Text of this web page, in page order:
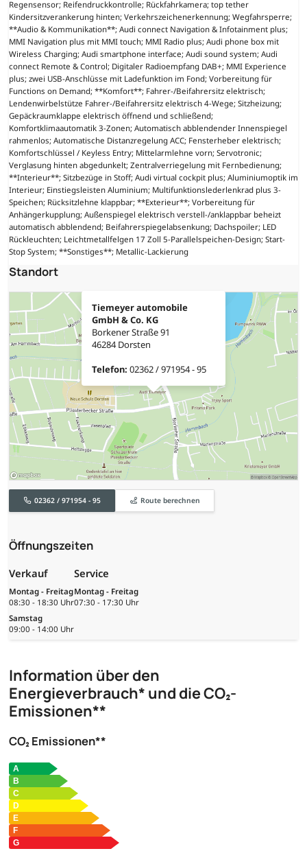
Regensensor; Reifendruckkontrolle; Rückfahrkamera; top tether
Kindersitzverankerung hinten; Verkehrszeichenerkennung; Wegfahrsperre;
**Audio & Kommunikation**; Audi connect Navigation & Infotainment plus;
MMI Navigation plus mit MMI touch; MMI Radio plus; Audi phone box mit
Wireless Charging; Audi smartphone interface; Audi sound system; Audi
connect Remote & Control; Digitaler Radioempfang DAB+; MMI Experience
plus; zwei USB-Anschlüsse mit Ladefunktion im Fond; Vorbereitung für
Functions on Demand; **Komfort**; Fahrer-/Beifahrersitz elektrisch;
Lendenwirbelstütze Fahrer-/Beifahrersitz elektrisch 4-Wege; Sitzheizung;
Gepäckraumklappe elektrisch öffnend und schließend;
Komfortklimaautomatik 3-Zonen; Automatisch abblendender Innenspiegel
rahmenlos; Automatische Distanzregelung ACC; Fensterheber elektrisch;
Komfortschlüssel / Keyless Entry; Mittelarmlehne vorn; Servotronic;
Verglasung hinten abgedunkelt; Zentralverriegelung mit Fernbedienung;
**Interieur**; Sitzbezüge in Stoff; Audi virtual cockpit plus; Aluminiumoptik im
Interieur; Einstiegsleisten Aluminium; Multifunktionslederlenkrad plus 3-
Speichen; Rücksitzlehne klappbar; **Exterieur**; Vorbereitung für
Anhängerkupplung; Außenspiegel elektrisch verstell-/anklappbar beheizt
automatisch abblendend; Beifahrerspiegelabsenkung; Dachspoiler; LED
Rückleuchten; Leichtmetallfelgen 17 Zoll 5-Parallelspeichen-Design; Start-
Stop System; **Sonstiges**; Metallic-Lackierung
Standort
Tiemeyer automobile
GmbH & Co. KG
Borkener Straße 91
46284 Dorsten
Telefon: 02362 / 971954 - 95
02362 / 971954 - 95 Route berechnen
Öffnungszeiten
Verkauf
Montag - Freitag
08:30 - 18:30 Uhr
Samstag
09:00 - 14:00 Uhr
Service
Montag - Freitag
07:30 - 17:30 Uhr
Information über den
Energieverbrauch* und die CO₂-
Emissionen**
CO₂ Emissionen**